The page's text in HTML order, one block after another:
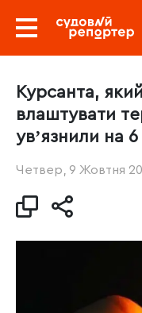
Курсанта,
влаштувати
увʼязнили на 6
Четвер, 9 Жовтня